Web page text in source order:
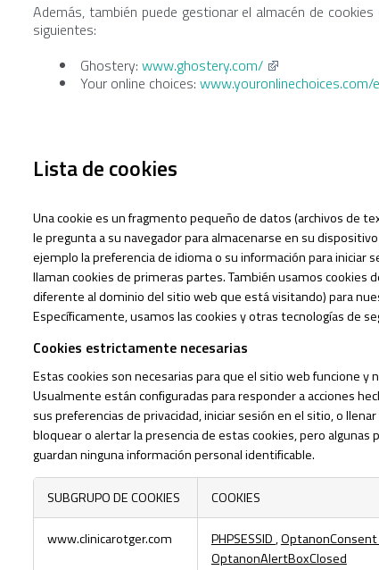
Además, también puede gestionar el almacén de
siguientes:
Ghostery: www.ghostery.com/
Your online choices: www.youronlinechoices.com/
Lista de cookies
Una cookie es un fragmento pequeño de datos (archivos de
le pregunta a su navegador para almacenarse en su
ejemplo la preferencia de idioma o su información para iniciar
llaman cookies de primeras partes. También usamos cookies
diferente al dominio del sitio web que está visitando) para
Específicamente, usamos las cookies y otras tecnologías de
Cookies estrictamente necesarias
Estas cookies son necesarias para que el sitio web funcione
Usualmente están configuradas para responder a acciones
sus preferencias de privacidad, iniciar sesión en el sitio, o
bloquear o alertar la presencia de estas cookies, pero
guardan ninguna información personal identificable.
estrictamente
SUBGRUPO DE COOKIES COOKIES
www.clinicarotger.com PHPSESSID,OptanonConsent
OptanonAlertBoxClosed